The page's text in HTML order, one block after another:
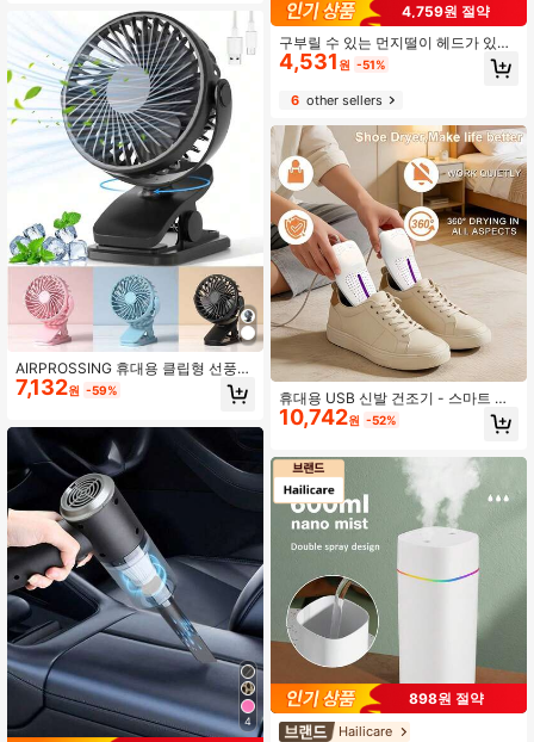
인, 빠른 모기 제거, 이음새 없는 벽걸
이 망, 접이식 모기채 헤드, 1200mAh
배터리
AIRPROSSING 휴대용 클립형 선풍
기, 충전식, 720° 조절 가능, LED 조명
포함, 컴팩트 데스크 선풍기, 강력하지
전 미니 개인용 냉각 선풍기 (책상, 홈
오피스, 유모차, 캠핑용), 여성 선물
7,132원 -59%
4
4,759원 절약
구부릴 수 있는 먼지떨이 헤드가 있는
다목적 확장형 먼지떨이 - 재사용 및
세척 가능, 높은 천장, 가구 및 자동차
청소에 적합
4,531 원 -51%
6other sellers
휴대용 USB 신발 건조기 - 스마트 정
온 제어, 빠른 건조 및 탈취, 운동화, 부
츠 및 가죽 신발에 적합, 가정 및 여행
배터리 불필요
10,742원 -52%
898원 절약
Hailicare